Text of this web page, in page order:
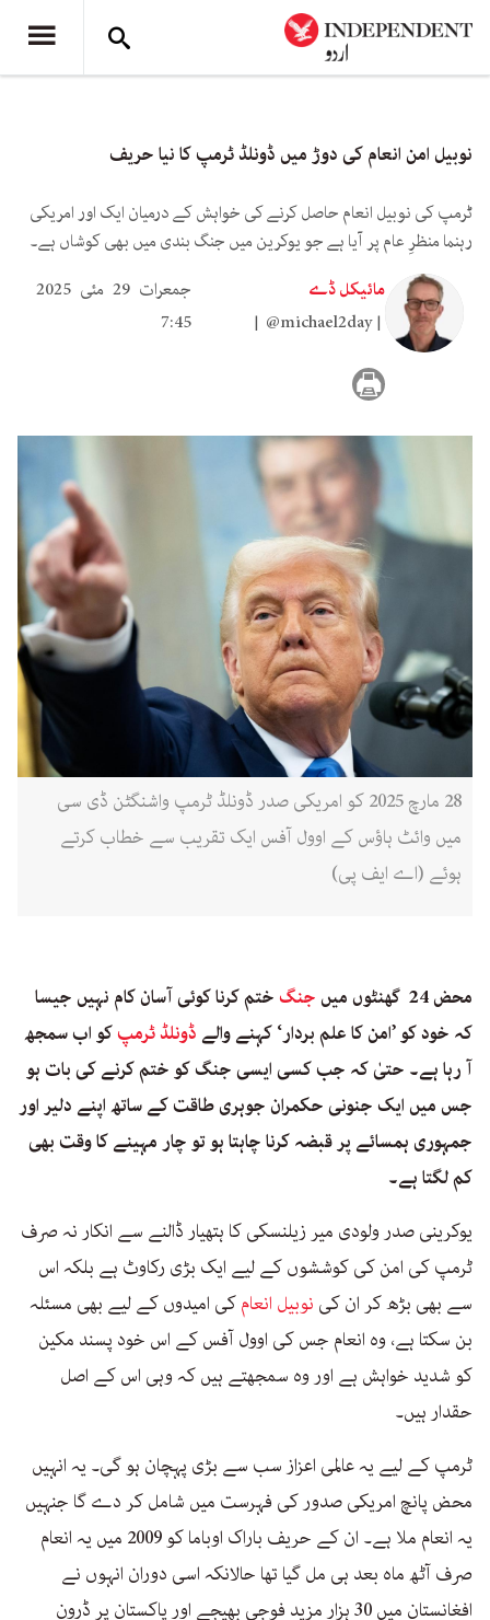
نوبیل امن انعام کی دوڑ میں ڈونلڈ ٹرمپ کا نیا حریف
ٹرمپ کی نوبیل انعام حاصل کرنے کی خواہش کے درمیان ایک اور امریکی
رہنما منظرِ عام پر آیا ہے جو یوکرین میں جنگ بندی میں بھی کوشاں ہے۔
مائیکل ڈے
@michael2day
جمعرات 29 مئی 2025
7:45
28 مارچ 2025 کو امریکی صدر ڈونلڈ ٹرمپ واشنگٹن ڈی سی
میں وائٹ ہاؤس کے اوول آفس ایک تقریب سے خطاب کرتے
ہوئے (اے ایف پی)
محض 24 گھنٹوں میں جنگختم کرنا کوئی آسان کام نہیں جیسا
کہ خود کو ’امن کا علم بردار‘ کہنے والے ڈونلڈ ٹرمپکو اب سمجھ
آ رہا ہے۔ حتیٰ کہ جب کسی ایسی جنگ کو ختم کرنے کی بات ہو
جس میں ایک جنونی حکمران جوہری طاقت کے ساتھ اپنے دلیر اور
جمہوری ہمسائے پر قبضہ کرنا چاہتا ہو تو چار مہینے کا وقت بھی
کم لگتا ہے۔
یوکرینی صدر ولودی میر زیلنسکی کا ہتھیار ڈالنے سے انکار نہ صرف
ٹرمپ کی امن کی کوششوں کے لیے ایک بڑی رکاوٹ ہے بلکہ اس
سے بھی بڑھ کر ان کی نوبیل انعامکی امیدوں کے لیے بھی مسئلہ
بن سکتا ہے، وہ انعام جس کی اوول آفس کے اس خود پسند مکین
کو شدید خواہش ہے اور وہ سمجھتے ہیں کہ وہی اس کے اصل
حقدار ہیں۔
ٹرمپ کے لیے یہ عالمی اعزاز سب سے بڑی پہچان ہو گی۔ یہ انہیں
محض پانچ امریکی صدور کی فہرست میں شامل کر دے گا جنہیں
یہ انعام ملا ہے۔ ان کے حریف باراک اوباما کو 2009 میں یہ انعام
صرف آٹھ ماہ بعد ہی مل گیا تھا حالانکہ اسی دوران انہوں نے
افغانستان میں 30 ہزار مزید فوجی بھیجے اور پاکستان پر ڈرون